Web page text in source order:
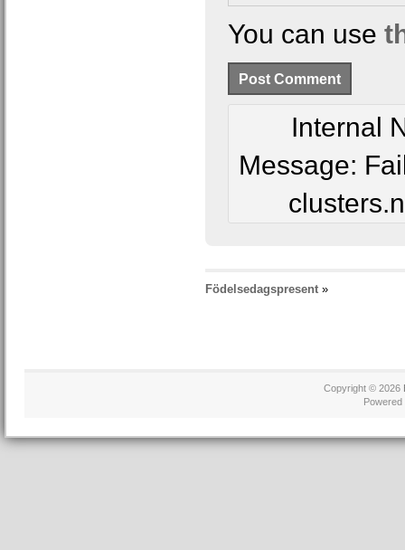
You can use
Internal
Message:
Födelsedagspresent»
Copyright © 2026